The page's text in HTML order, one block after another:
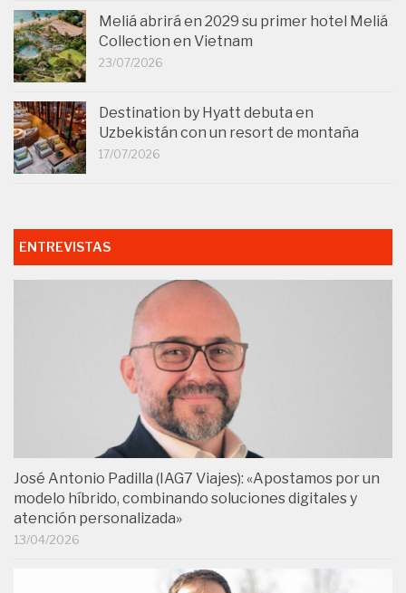
Meliá abrirá en 2029 su primer hotel Meliá
Collection en Vietnam
23/07/2026
Destination by Hyatt debuta en
Uzbekistán con un resort de montaña
17/07/2026
ENTREVISTAS
José Antonio Padilla (IAG7 Viajes): «Apostamos por un
modelo híbrido, combinando soluciones digitales y
atención personalizada»
13/04/2026